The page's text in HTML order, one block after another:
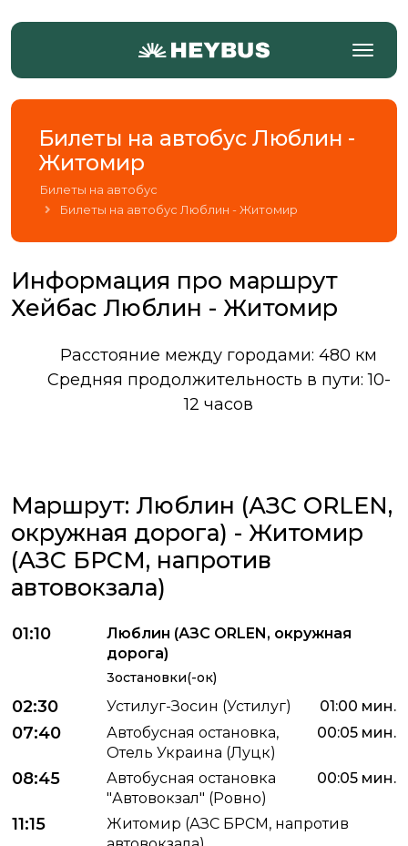
Билеты на автобус Люблин -
Житомир
Билеты на автобус
Билеты на автобус Люблин - Житомир
Информация про маршрут
Хейбас Люблин - Житомир
Расстояние между городами: 480 км
Средняя продолжительность в пути: 10-
12 часов
Маршрут: Люблин (АЗС ORLEN,
окружная дорога) - Житомир
(АЗС БРСМ, напротив
автовокзала)
01:10
Люблин (АЗС ORLEN, окружная
дорога)
3остановки(-ок)
02:30 Устилуг-Зосин (Устилуг) 01:00 мин.
07:40
Автобусная остановка,
Отель Украина (Луцк)
00:05 мин.
08:45
Автобусная остановка
"Автовокзал" (Ровно)
00:05 мин.
11:15
Житомир (АЗС БРСМ, напротив